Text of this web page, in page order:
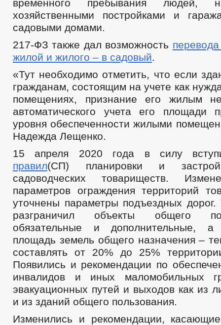
временного пребывания людей,
хозяйственными постройками и
садовыми домами.
217-ФЗ также дал возможность
жилой и жилого – в садовый.
«Тут необходимо отметить, что если
гражданам, состоящим на учете как
помещениях, признание его жилым
автоматического учета его площади
уровня обеспеченности жилыми
Надежда Лещенко.
15 апреля 2020 года в силу
правил(СП) планировки и
садоводческих товариществ.
параметров ограждения территорий
уточнены параметры подъездных
разграничил объекты общего
обязательные и дополнительные, а
площадь земель общего назначения –
составлять от 20% до 25%
Появились и рекомендации по
инвалидов и иных маломобильных
эвакуационных путей и выходов как из
и из зданий общего пользования.
Изменились и рекомендации,